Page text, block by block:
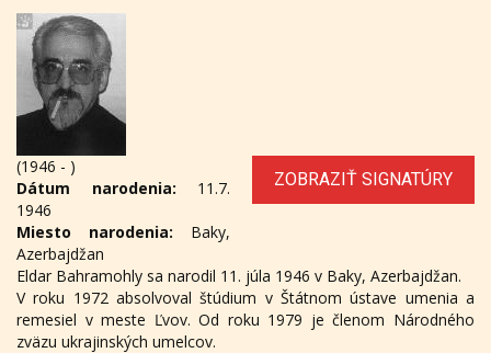
ZOBRAZIŤ SIGNATÚRY
(1946 - )
Dátum narodenia: 11.7.
1946
Miesto narodenia: Baky,
Azerbajdžan
Eldar Bahramohly sa narodil 11. júla 1946 v Baky, Azerbajdžan.
V roku 1972 absolvoval štúdium v Štátnom ústave umenia a
remesiel v meste Ľvov. Od roku 1979 je členom Národného
zväzu ukrajinských umelcov.